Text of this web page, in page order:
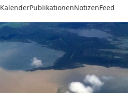
KalenderPublikationenNotizenFeed